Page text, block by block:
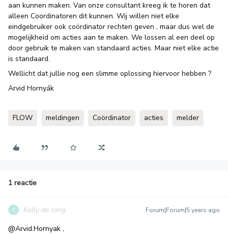
aan kunnen maken. Van onze consultant kreeg ik te horen dat
alleen Coordinatoren dit kunnen. Wij willen niet elke
eindgebruiker ook coördinator rechten geven , maar dus wel de
mogelijkheid om acties aan te maken. We lossen al een deel op
door gebruik te maken van standaard acties. Maar niet elke actie
is standaard.
Wellicht dat jullie nog een slimme oplossing hiervoor hebben ?
Arvid Hornyák
FLOW meldingen Coördinator acties melder
1 reactie
K Kelly de Jong Forum|Forum|5 years ago
@Arvid.Hornyak ,